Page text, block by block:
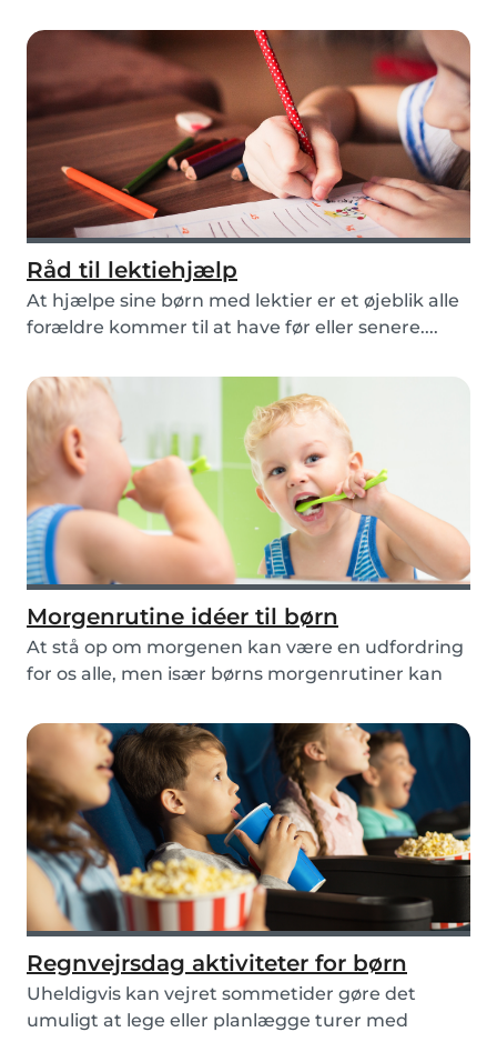
Råd til lektiehjælp
At hjælpe sine børn med lektier er et øjeblik alle
forældre kommer til at have før eller senere....
Morgenrutine idéer til børn
At stå op om morgenen kan være en udfordring
for os alle, men især børns morgenrutiner kan
Regnvejrsdag aktiviteter for børn
Uheldigvis kan vejret sommetider gøre det
umuligt at lege eller planlægge turer med